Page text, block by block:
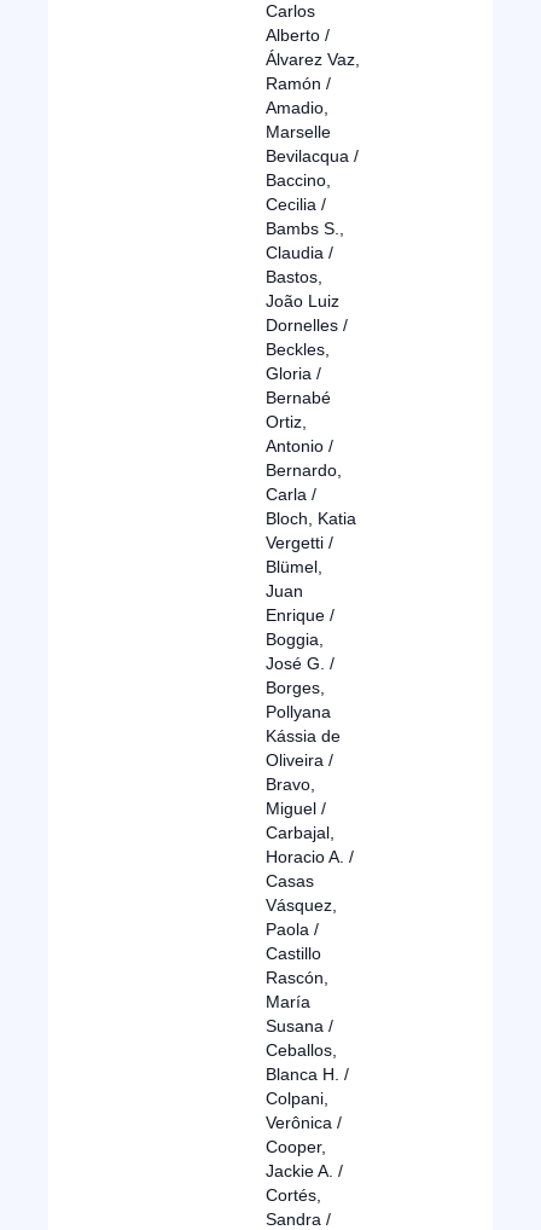
Carlos
Alberto /
Álvarez Vaz,
Ramón /
Amadio,
Marselle
Bevilacqua /
Baccino,
Cecilia /
Bambs S.,
Claudia /
Bastos,
João Luiz
Dornelles /
Beckles,
Gloria /
Bernabé
Ortiz,
Antonio /
Bernardo,
Carla /
Bloch, Katia
Vergetti /
Blümel,
Juan
Enrique /
Boggia,
José G. /
Borges,
Pollyana
Kássia de
Oliveira /
Bravo,
Miguel /
Carbajal,
Horacio A. /
Casas
Vásquez,
Paola /
Castillo
Rascón,
María
Susana /
Ceballos,
Blanca H. /
Colpani,
Verônica /
Cooper,
Jackie A. /
Cortés,
Sandra /